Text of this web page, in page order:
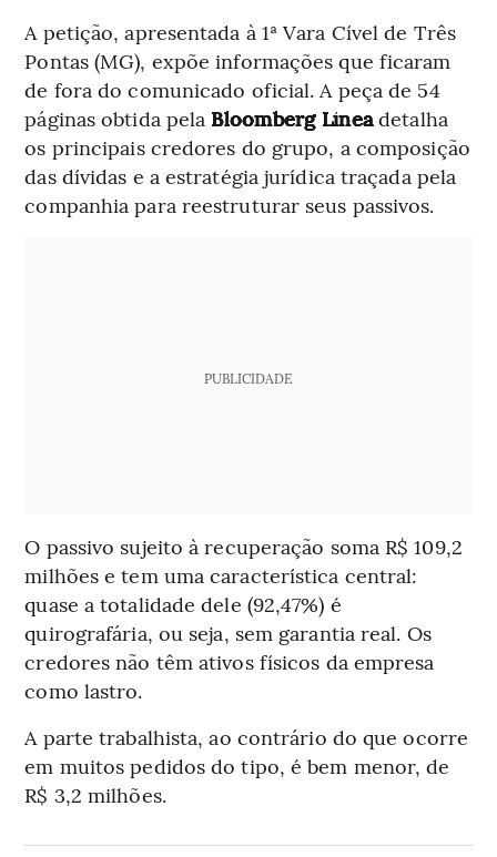
A petição, apresentada à 1ª Vara Cível de Três
Pontas (MG), expõe informações que ficaram
de fora do comunicado oficial. A peça de 54
páginas obtida pela Bloomberg Líneadetalha
os principais credores do grupo, a composição
das dívidas e a estratégia jurídica traçada pela
companhia para reestruturar seus passivos.
PUBLICIDADE
O passivo sujeito à recuperação soma R$ 109,2
milhões e tem uma característica central:
quase a totalidade dele (92,47%) é
quirografária, ou seja, sem garantia real. Os
credores não têm ativos físicos da empresa
como lastro.
A parte trabalhista, ao contrário do que ocorre
em muitos pedidos do tipo, é bem menor, de
R$ 3,2 milhões.